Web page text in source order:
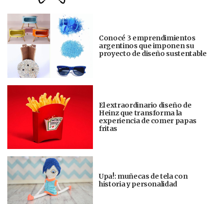
Conocé 3 emprendimientos
argentinos que imponen su
proyecto de diseño sustentable
El extraordinario diseño de
Heinz que transforma la
experiencia de comer papas
fritas
Upa!: muñecas de tela con
historia y personalidad